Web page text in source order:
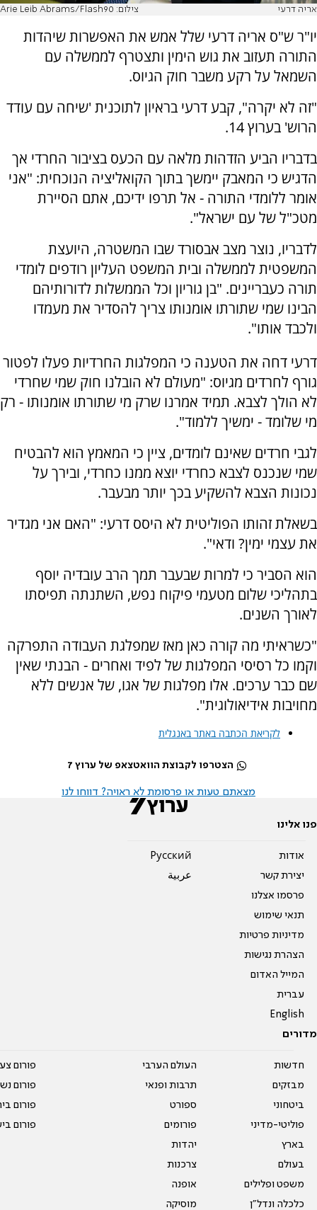
אריה דרעי צילום: Arie Leib Abrams/Flash90
יו"ר ש"ס אריה דרעי שלל אמש את האפשרות שיהדות
התורה תעזוב את גוש הימין ותצטרף לממשלה עם
השמאל על רקע משבר חוק הגיוס.
"זה לא יקרה", קבע דרעי בראיון לתוכנית 'שיחה עם עודד
הרוש' בערוץ 14.
בדבריו הביע הזדהות מלאה עם הכעס בציבור החרדי אך
הדגיש כי המאבק יימשך בתוך הקואליציה הנוכחית: "אני
אומר ללומדי התורה - אל תרפו ידיכם, אתם הסיירת
מטכ"ל של עם ישראל".
לדבריו, נוצר מצב אבסורד שבו המשטרה, היועצת
המשפטית לממשלה ובית המשפט העליון רודפים לומדי
תורה כעבריינים. "בן גוריון וכל הממשלות לדורותיהם
הבינו שמי שתורתו אומנותו צריך להסדיר את מעמדו
ולכבד אותו".
דרעי דחה את הטענה כי המפלגות החרדיות פעלו לפטור
גורף לחרדים מגיוס: "מעולם לא הובלנו חוק שמי שחרדי
לא הולך לצבא. תמיד אמרנו שרק מי שתורתו אומנותו - רק
מי שלומד - ימשיך ללמוד".
לגבי חרדים שאינם לומדים, ציין כי המאמץ הוא להבטיח
שמי שנכנס לצבא כחרדי יוצא ממנו כחרדי, ובירך על
נכונות הצבא להשקיע בכך יותר מבעבר.
בשאלת זהותו הפוליטית לא היסס דרעי: "האם אני מגדיר
את עצמי ימין? ודאי".
הוא הסביר כי למרות שבעבר תמך הרב עובדיה יוסף
בתהליכי שלום מטעמי פיקוח נפש, השתנתה תפיסתו
לאורך השנים.
"כשראיתי מה קורה כאן מאז שמפלגת העבודה התפרקה
וקמו כל רסיסי המפלגות של לפיד ואחרים - הבנתי שאין
שם כבר ערכים. אלו מפלגות של אגו, של אנשים ללא
מחויבות אידיאולוגית".
לקריאת הכתבה באתר באנגלית
הצטרפו לקבוצת הוואטצאפ של ערוץ 7
מצאתם טעות או פרסומת לא ראויה? דווחו לנו
פנו אלינו
אודות
יצירת קשר
פרסמו אצלנו
תנאי שימוש
מדיניות פרטיות
הצהרת נגישות
המייל האדום
עברית
English
Pусский
عربية
מדורים
חדשות
מבזקים
ביטחוני
פוליטי-מדיני
בארץ
בעולם
משפט ופלילים
כלכלה ונדל"ן
העולם הערבי
תרבות ופנאי
ספורט
פורומים
יהדות
צרכנות
אופנה
מוסיקה
פורום
פורום
פורום
פורום